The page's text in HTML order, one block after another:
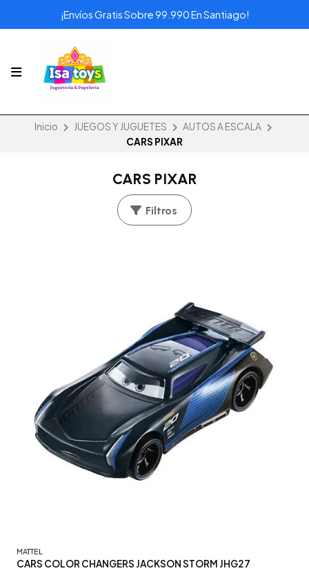
¡Envíos Gratis Sobre 99.990 En Santiago!
Inicio JUEGOS Y JUGUETES
AUTOS A ESCALA
CARS PIXAR
CARS PIXAR
Filtros
MATTEL
CARS COLOR CHANGERS JACKSON STORM JHG27